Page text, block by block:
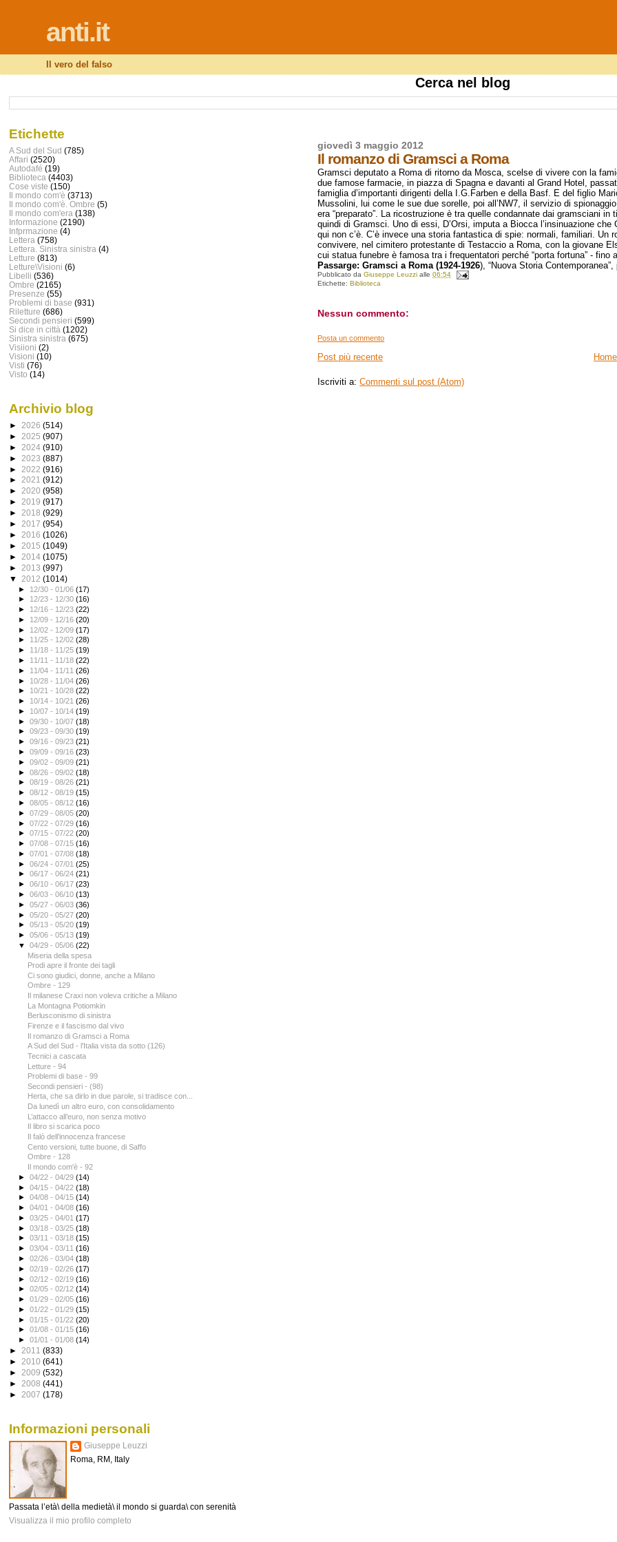
anti.it
Il vero del falso
Cerca nel blog
giovedì 3 maggio 2012
Il romanzo di Gramsci a Roma
Gramsci deputato a Roma di ritorno da Mosca, scelse di vivere con la
due famose farmacie, in piazza di Spagna e davanti al Grand Hotel,
famiglia d’importanti dirigenti della I.G.Farben e della Basf. E del figlio
Mussolini, lui come le sue due sorelle, poi all’NW7, il servizio di
era “preparato”. La ricostruzione è tra quelle condannate dai gramsciani
quindi di Gramsci. Uno di essi, D’Orsi, imputa a Biocca l’insinuazione
qui non c’è. C’è invece una storia fantastica di spie: normali, familiari.
convivere, nel cimitero protestante di Testaccio a Roma, con la giovane
cui statua funebre è famosa tra i frequentatori perché “porta fortuna” -
Passarge: Gramsci a Roma (1924-1926), “Nuova Storia
Pubblicato daGiuseppe Leuzzi alle06:54
Etichette:Biblioteca
Nessun commento:
Posta un commento
Post più recente
Iscriviti a:Commenti sul post (Atom)
Etichette
A Sud del Sud (785)
Affari (2520)
Autodafé (19)
Biblioteca (4403)
Cose viste (150)
Il mondo com'è (3713)
Il mondo com'è. Ombre (5)
Il mondo com'era (138)
Informazione (2190)
Infprmazione (4)
Lettera (758)
Lettera. Sinistra sinistra (4)
Letture (813)
Letture\Visioni (6)
Libelli (536)
Ombre (2165)
Presenze (55)
Problemi di base (931)
Riletture (686)
Secondi pensieri (599)
Si dice in città (1202)
Sinistra sinistra (675)
Visiioni (2)
Visioni (10)
Visti (76)
Visto (14)
Archivio blog
► 2026 (514)
► 2025 (907)
► 2024 (910)
► 2023 (887)
► 2022 (916)
► 2021 (912)
► 2020 (958)
► 2019 (917)
► 2018 (929)
► 2017 (954)
► 2016 (1026)
► 2015 (1049)
► 2014 (1075)
► 2013 (997)
▼ 2012 (1014)
► 12/30 - 01/06(17)
► 12/23 - 12/30(16)
► 12/16 - 12/23(22)
► 12/09 - 12/16(20)
► 12/02 - 12/09(17)
► 11/25 - 12/02(28)
► 11/18 - 11/25(19)
► 11/11 - 11/18(22)
► 11/04 - 11/11(26)
► 10/28 - 11/04(26)
► 10/21 - 10/28(22)
► 10/14 - 10/21(26)
► 10/07 - 10/14(19)
►09/30 - 10/07(18)
►09/23 - 09/30(19)
►09/16 - 09/23(21)
►09/09 - 09/16(23)
►09/02 - 09/09(21)
►08/26 - 09/02(18)
►08/19 - 08/26(21)
►08/12 - 08/19(15)
►08/05 - 08/12(16)
►07/29 - 08/05(20)
►07/22 - 07/29(16)
►07/15 - 07/22(20)
►07/08 - 07/15(16)
►07/01 - 07/08(18)
►06/24 - 07/01(25)
►06/17 - 06/24(21)
►06/10 - 06/17(23)
►06/03 - 06/10(13)
►05/27 - 06/03(36)
►05/20 - 05/27(20)
►05/13 - 05/20(19)
►05/06 - 05/13(19)
▼04/29 - 05/06(22)
Miseria della spesa
Prodi apre il fronte dei tagli
Ci sono giudici, donne, anche a Milano
Ombre - 129
Il milanese Craxi non voleva critiche a Milano
La Montagna Potiomkin
Berlusconismo di sinistra
Firenze e il fascismo dal vivo
Il romanzo di Gramsci a Roma
A Sud del Sud - l'Italia vista da sotto (126)
Tecnici a cascata
Letture - 94
Problemi di base - 99
Secondi pensieri - (98)
Herta, che sa dirlo in due parole, si tradisce con...
Da lunedì un altro euro, con consolidamento
L’attacco all’euro, non senza motivo
Il libro si scarica poco
Il falò dell’innocenza francese
Cento versioni, tutte buone, di Saffo
Ombre - 128
Il mondo com'è - 92
►04/22 - 04/29(14)
►04/15 - 04/22(18)
►04/08 - 04/15(14)
►04/01 - 04/08(16)
►03/25 - 04/01(17)
►03/18 - 03/25(18)
►03/11 - 03/18(15)
►03/04 - 03/11(16)
►02/26 - 03/04(18)
►02/19 - 02/26(17)
►02/12 - 02/19(16)
►02/05 - 02/12(14)
►01/29 - 02/05(16)
►01/22 - 01/29(15)
►01/15 - 01/22(20)
►01/08 - 01/15(16)
►01/01 - 01/08(14)
► 2011 (833)
► 2010 (641)
► 2009 (532)
► 2008 (441)
► 2007 (178)
Informazioni personali
Giuseppe Leuzzi
Roma, RM, Italy
Passata l’età\ della medietà\ il mondo si guarda\ con serenità
Visualizza il mio profilo completo